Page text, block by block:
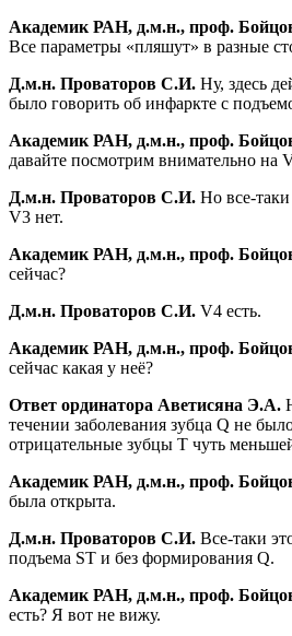
Академик РАН, д.м.н., проф.
Все параметры «пляшут» в разные
Д.м.н. Проваторов С.И. Ну, здесь
было говорить об инфаркте с
Академик РАН, д.м.н., проф.
давайте посмотрим внимательно на
Д.м.н. Проваторов С.И. Но все-
V3 нет.
Академик РАН, д.м.н., проф.
сейчас?
Д.м.н. Проваторов С.И. V4 есть.
Академик РАН, д.м.н., проф.
сейчас какая у неё?
Ответ ординатора Аветисяна Э.А.
течении заболевания зубца Q не
отрицательные зубцы Т чуть
Академик РАН, д.м.н., проф.
была открыта.
Д.м.н. Проваторов С.И. Все-таки
подъема ST и без формирования Q.
Академик РАН, д.м.н., проф.
есть? Я вот не вижу.